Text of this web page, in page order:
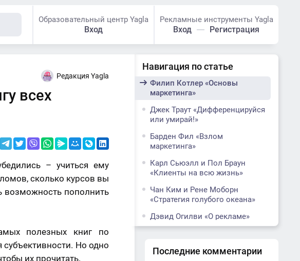
Образовательный центр Yagla
Вход
Рекламные инструменты Yagla
Вход Регистрация
Навигация по статье
Филип Котлер «Основы
маркетинга»
Джек Траут «Дифференцируйся
или умирай!»
Барден Фил «Взлом
маркетинга»
Карл Сьюэлл и Пол Браун
«Клиенты на всю жизнь»
Чан Ким и Рене Моборн
«Стратегия голубого океана»
Дэвид Огилви «О рекламе»
Редакция Yagla
всех
– учиться ему
сколько курсов вы
возможность пополнить
полезных книг по
субъективности. Но одно
их прочитать.
Последние комментарии